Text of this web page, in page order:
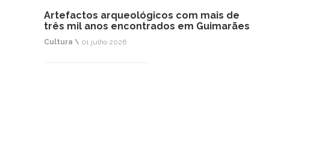
Artefactos arqueológicos com mais de
três mil anos encontrados em Guimarães
Cultura \ 01 julho 2026